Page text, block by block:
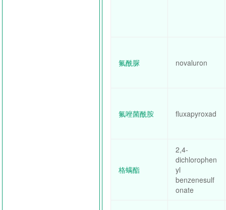
氟酰脲 novaluron
氟唑菌酰胺 fluxapyroxad
格螨酯
2,4-
dichlorophen
yl
benzenesulf
onate